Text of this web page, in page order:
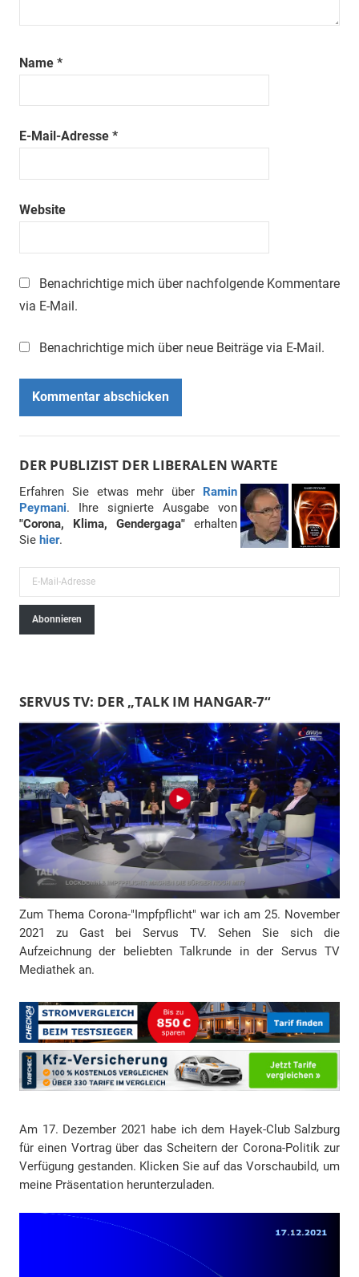
Name *
E-Mail-Adresse *
Website
Benachrichtige mich über nachfolgende Kommentare
via E-Mail.
Benachrichtige mich über neue Beiträge via E-Mail.
DER PUBLIZIST DER LIBERALEN WARTE
Erfahren Sie etwas mehr über
Ramin
Peymani. Ihre signierte Ausgabe von
"Corona, Klima, Gendergaga" erhalten
Sie hier.
-
A
d
r
e
s
s
Abonnieren
SERVUS TV: DER „TALK IM HANGAR-7“
Zum Thema Corona-"Impfpflicht" war ich am 25. November
2021 zu Gast bei Servus TV. Sehen Sie sich die
Aufzeichnung der beliebten Talkrunde in der Servus TV
Mediathek an.
Am 17. Dezember 2021 habe ich dem Hayek-Club Salzburg
für einen Vortrag über das Scheitern der Corona-Politik zur
Verfügung gestanden. Klicken Sie auf das Vorschaubild, um
meine Präsentation herunterzuladen.